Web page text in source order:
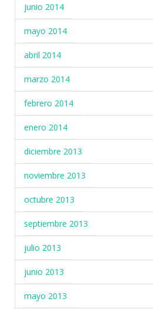
junio 2014
mayo 2014
abril 2014
marzo 2014
febrero 2014
enero 2014
diciembre 2013
noviembre 2013
octubre 2013
septiembre 2013
julio 2013
junio 2013
mayo 2013